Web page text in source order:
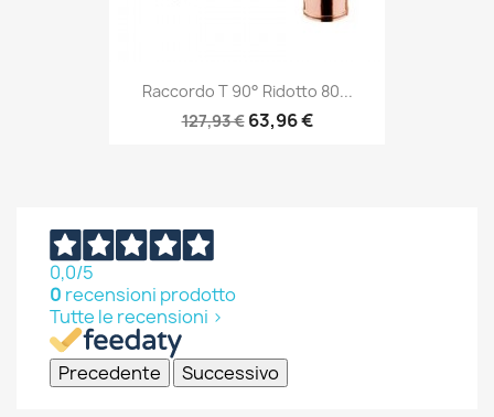
Raccordo T 90° Ridotto 80...
127,93 € 63,96 €
0,0/5
0 recensioni prodotto
Tutte le recensioni >
Precedente Successivo